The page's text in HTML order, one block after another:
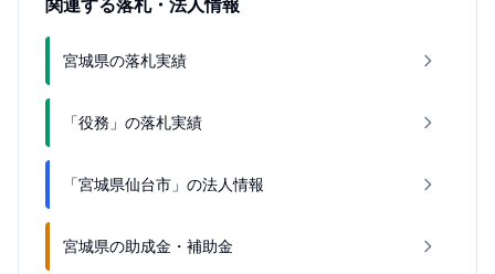
関連する落札・法人情報
宮城県の落札実績
「役務」の落札実績
「宮城県仙台市」の法人情報
宮城県の助成金・補助金